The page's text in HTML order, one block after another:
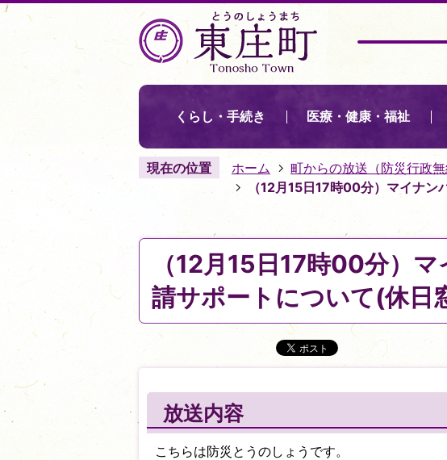
くらし・手続き 医療・健康・福祉
現在の位置 ホーム 町からの放送（防災行政無
（12月15日17時00分）マイナ
（12月15日17時00分）
請サポートについて(休日
放送内容
こちらは防災とうのしょうです。